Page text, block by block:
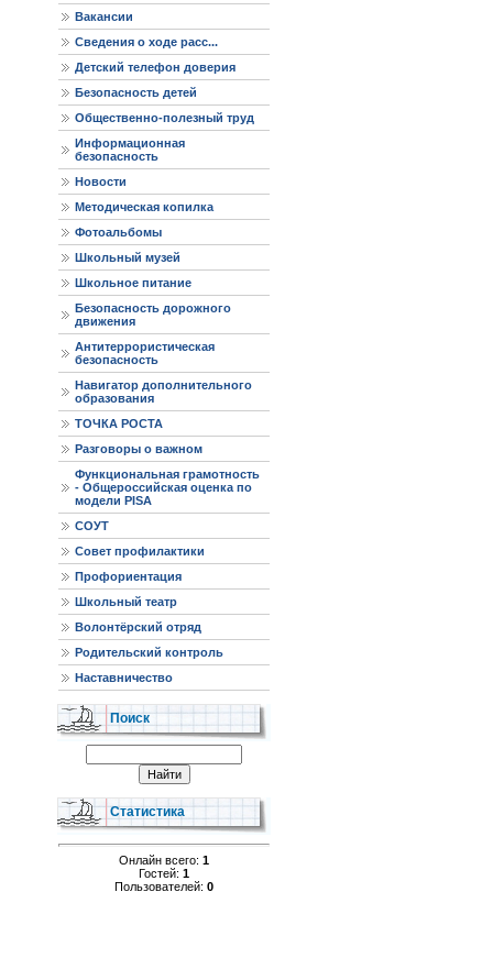
Вакансии
Сведения о ходе расс...
Детский телефон доверия
Безопасность детей
Общественно-полезный труд
Информационная
безопасность
Новости
Методическая копилка
Фотоальбомы
Школьный музей
Школьное питание
Безопасность дорожного
движения
Антитеррористическая
безопасность
Навигатор дополнительного
образования
ТОЧКА РОСТА
Разговоры о важном
Функциональная грамотность
- Общероссийская оценка по
модели PISA
СОУТ
Совет профилактики
Профориентация
Школьный театр
Волонтёрский отряд
Родительский контроль
Наставничество
Поиск
Статистика
Онлайн всего: 1
Гостей: 1
Пользователей: 0